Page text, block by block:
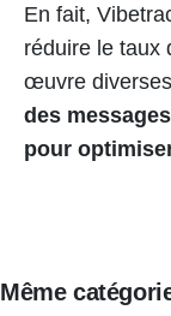
En fait,
réduire le taux
œuvre
des
pour
Même